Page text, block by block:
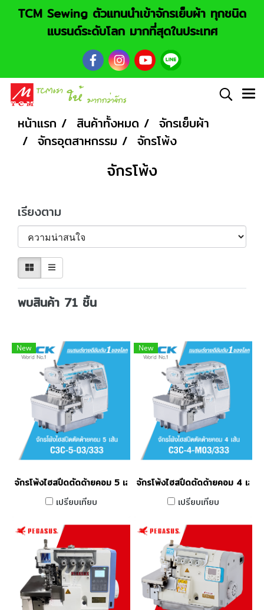
TCM Sewing ตัวแทนนำเข้าจักรเย็บผ้า ทุกชนิด
แบรนด์ระดับโลก มากที่สุดในประเทศ
หน้าแรก สินค้าทั้งหมด
จักรเย็บผ้า
จักรอุตสาหกรรม
จักรโพ้ง
จักรโพ้ง
เรียงตาม
พบสินค้า 71 ชิ้น
New
จักรโพ้งไฮสปีดตัดด้ายคอม 5 เส้น JACK รุ่น C3C-5-03/333
เปรียบเทียบ
New
จักรโพ้งไฮสปีดตัดด้ายคอม 4 เส้
เปรียบเทียบ